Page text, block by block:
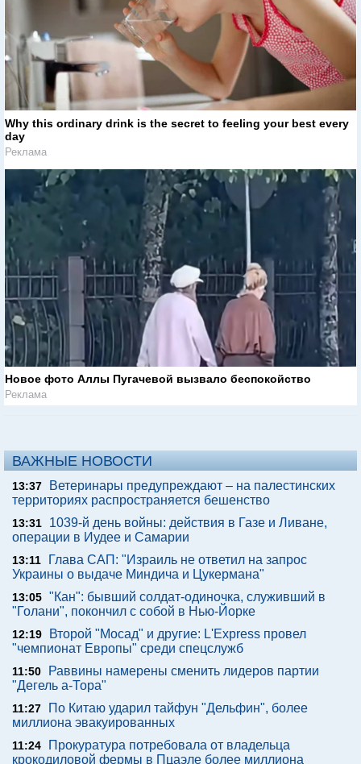
Why this ordinary drink is the secret to feeling your best every
day
Реклама
Новое фото Аллы Пугачевой вызвало беспокойство
Реклама
ВАЖНЫЕ НОВОСТИ
13:37
Ветеринары предупреждают – на палестинских
территориях распространяется бешенство
13:31
1039-й день войны: действия в Газе и Ливане,
операции в Иудее и Самарии
13:11
Глава САП: "Израиль не ответил на запрос
Украины о выдаче Миндича и Цукермана"
13:05 "Кан": бывший солдат-одиночка, служивший в
"Голани", покончил с собой в Нью-Йорке
12:19
Второй "Мосад" и другие: L'Express провел
"чемпионат Европы" среди спецслужб
11:50
Раввины намерены сменить лидеров партии
"Дегель а-Тора"
11:27
По Китаю ударил тайфун "Дельфин", более
миллиона эвакуированных
11:24
Прокуратура потребовала от владельца
крокодиловой фермы в Пцаэле более миллиона